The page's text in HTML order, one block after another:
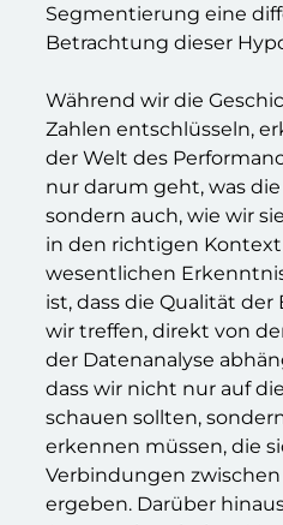
Segmentierung eine
Betrachtung dieser
Während wir die
Zahlen entschlüsseln,
der Welt des
nur darum geht, was
sondern auch, wie wir
in den richtigen
wesentlichen
ist, dass die Qualität
wir treffen, direkt von
der Datenanalyse
dass wir nicht nur auf
schauen sollten,
erkennen müssen, die
Verbindungen
ergeben. Darüber